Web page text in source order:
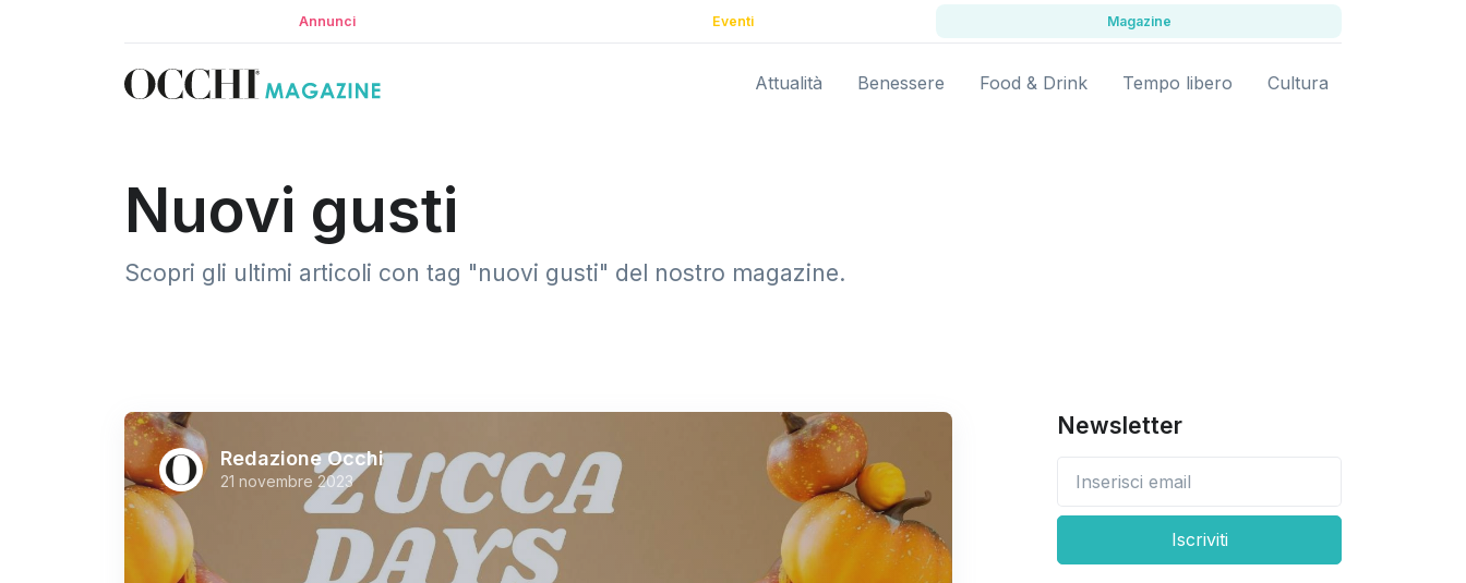
Annunci Eventi Magazine
Attualità Benessere Food & Drink Tempo libero Cultura
Nuovi gusti
Scopri gli ultimi articoli con tag "nuovi gusti" del nostro magazine.
Redazione Occhi
21 novembre 2023
Newsletter
Iscriviti